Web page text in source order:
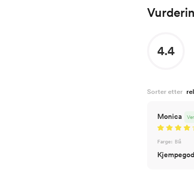
4.4
Monica
Farge: Blå